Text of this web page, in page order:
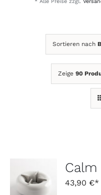
* Alle Preise zzgl.
Sortieren nach
Zeige 90
WARENKORB
/
Calm
43,90 €